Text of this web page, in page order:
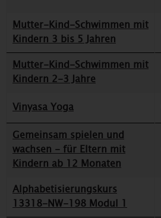
Mutter-Kind-Schwimmen mit
Kindern 3 bis 5 Jahren
Mutter-Kind-Schwimmen mit
Kindern 2-3 Jahre
Vinyasa Yoga
Gemeinsam spielen und
wachsen - für Eltern mit
Kindern ab 12 Monaten
Alphabetisierungskurs
13318-NW-198 Modul 1